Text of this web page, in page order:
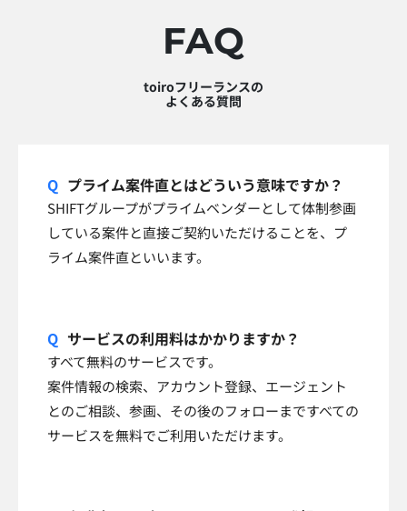
FAQ
toiroフリーランスの
よくある質問
プライム案件直とはどういう意味ですか？
SHIFTグループがプライムベンダーとして体制参画
している案件と直接ご契約いただけることを、プ
ライム案件直といいます。
サービスの利用料はかかりますか？
すべて無料のサービスです。
案件情報の検索、アカウント登録、エージェント
とのご相談、参画、その後のフォローまですべての
サービスを無料でご利用いただけます。